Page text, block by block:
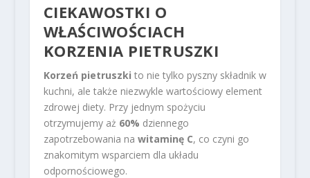
CIEKAWOSTKI O
WŁAŚCIWOŚCIACH
KORZENIA PIETRUSZKI
Korzeń pietruszki to nie tylko pyszny składnik w
kuchni, ale także niezwykle wartościowy element
zdrowej diety. Przy jednym spożyciu
otrzymujemy aż 60% dziennego
zapotrzebowania na witaminę C, co czyni go
znakomitym wsparciem dla układu
odpornościowego.